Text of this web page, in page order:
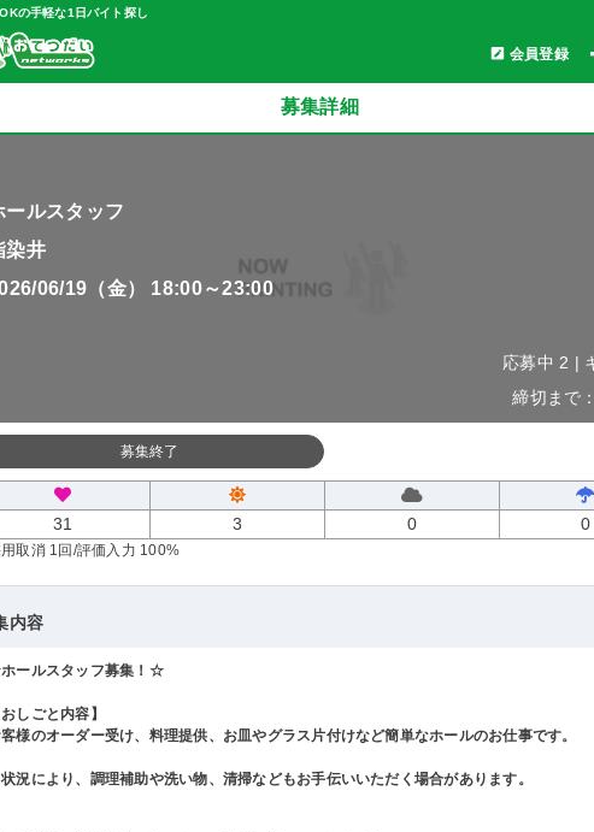
の手軽な1日バイト探し
会員登録
募集詳細
ールスタッフ
染井
06/19（金） 18:00～23:00
応募中 2 |
締切まで
募集終了
31 3 0 0
取消 1回 /評価入力 100%
内容
ールスタッフ募集！☆
おしごと内容】
様のオーダー受け、料理提供、お皿やグラス片付けなど簡単なホールのお仕事です。
況により、調理補助や洗い物、清掃などもお手伝いいただく場合があります。